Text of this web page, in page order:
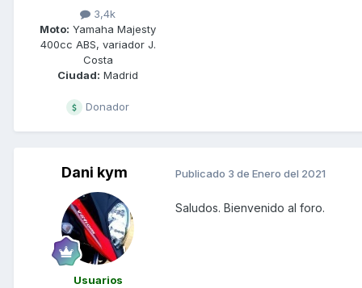
3,4k
Moto: Yamaha Majesty
400cc ABS, variador J.
Costa
Ciudad: Madrid
Donador
Dani kym
Usuarios
Publicado 3 de Enero del 2021
Saludos. Bienvenido al foro.